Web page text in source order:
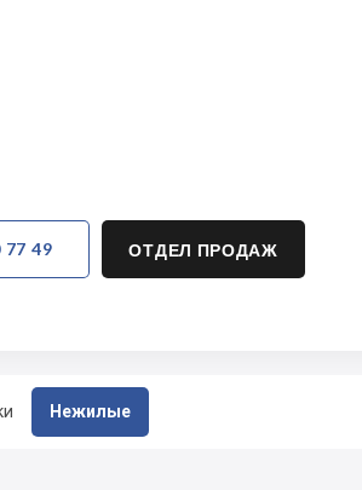
Нежилые
77 49 ОТДЕЛ ПРОДАЖ